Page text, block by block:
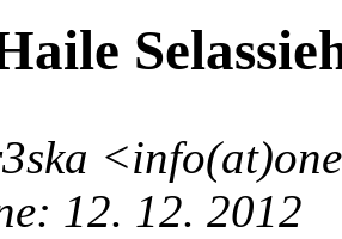
12. 12. 2012